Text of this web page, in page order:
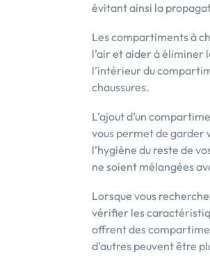
évitant ainsi la
Les compartiments à
l’air et aider à éliminer
l’intérieur du
chaussures.
L’ajout d’un
vous permet de garder
l’hygiène du reste de
ne soient mélangées
Lorsque vous
vérifier les
offrent des
d’autres peuvent être